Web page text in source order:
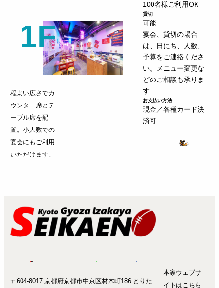
1F
程よい広さでカ
ウンター席とテ
ーブル席を配
置。小人数での
宴会にもご利用
いただけます。
100名様ご利用OK
貸切
可能
宴会、貸切の場合
は、日にち、人数、
予算をご連絡くださ
い。メニュー変更な
どのご相談も承りま
す！
お支払い方法
現金／各種カード決
済可
〒604-8017 京都府京都市中京区材木町186 とりた
本家ウェブサ
イトはこちら